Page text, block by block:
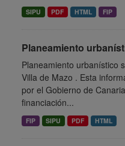
SIPU PDF HTML FIP
Planeamiento
Planeamiento urbanístico
Villa de Mazo . Esta
por el Gobierno de
financiación...
FIP SIPU PDF HTML